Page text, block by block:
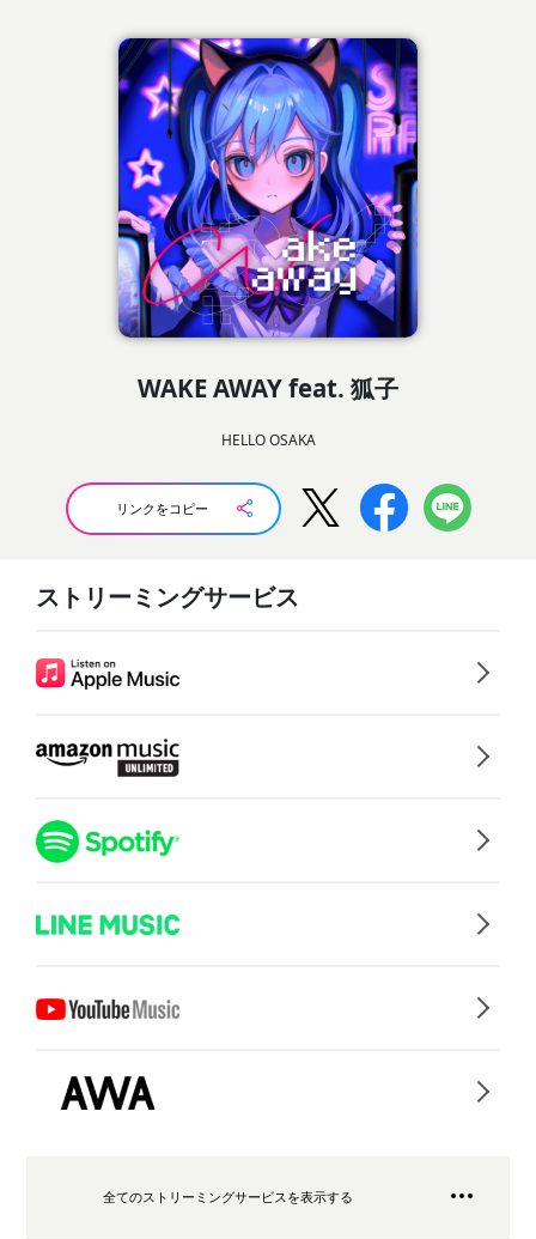
WAKE AWAY feat. 狐子
HELLO OSAKA
リンクをコピー
ストリーミングサービス
全てのストリーミングサービスを表示する